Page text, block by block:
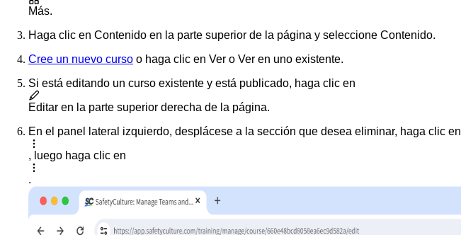
Más.
Haga clic en Contenido en la parte superior de la página y seleccione Contenido.
Cree un nuevo curso o haga clic en Ver o Ver en uno existente.
Si está editando un curso existente y está publicado, haga clic en
Editar en la parte superior derecha de la página.
En el panel lateral izquierdo, desplácese a la sección que desea eliminar, haga clic en
, luego haga clic en
.